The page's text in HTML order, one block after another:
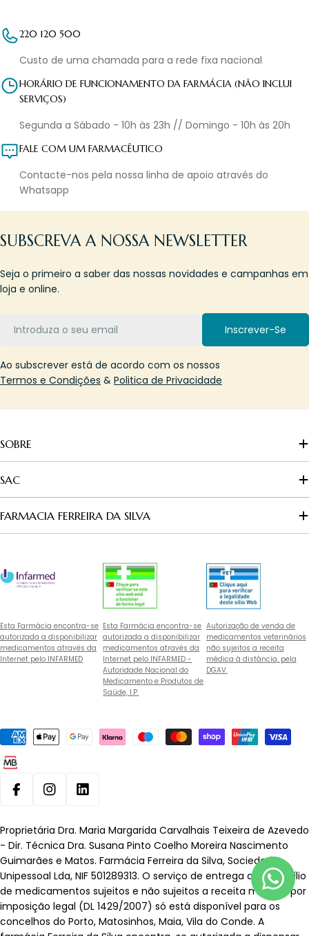
220 120 500
Custo de uma chamada para a rede fixa nacional
HORÁRIO DE FUNCIONAMENTO DA FARMÁCIA (NÃO INCLUI
SERVIÇOS)
Segunda a Sábado - 10h às 23h // Domingo - 10h às 20h
FALE COM UM FARMACÊUTICO
Contacte-nos pela nossa linha de apoio através do
Whatsapp
SUBSCREVA A NOSSA NEWSLETTER
Seja o primeiro a saber das nossas novidades e campanhas em
loja e online.
Inscrever-Se
Ao subscrever está de acordo com os nossos
Termos e Condições & Politica de Privacidade
SOBRE
SAC
FARMACIA FERREIRA DA SILVA
Esta Farmácia encontra-se
autorizada a disponibilizar
medicamentos através da
Internet pelo INFARMED
Esta Farmácia encontra-se
autorizada a disponibilizar
medicamentos através da
Internet pelo INFARMED -
Autoridade Nacional do
Medicamento e Produtos de
Saúde, I.P.
Autorização de venda de
medicamentos veterinários
não sujeitos a receita
médica à distância, pela
DGAV.
Métodos
pagamento
FacebookInstagramLinkedin
Proprietária Dra. Maria Margarida Carvalhais Teixeira de Azevedo
- Dir. Técnica Dra. Susana Pinto Coelho Moreira Nascimento
Guimarães e Matos. Farmácia Ferreira da Silva, Sociedade
Unipessoal Lda, NIF 501289313. O serviço de entrega ao domicílio
de medicamentos sujeitos e não sujeitos a receita médica, por
imposição legal (DL 1429/2007) só está disponível para os
concelhos do Porto, Matosinhos, Maia, Vila do Conde. A